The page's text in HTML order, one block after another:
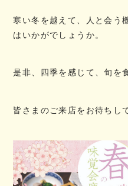
寒い冬を越えて、人と会う
はいかがでしょうか。
是非、四季を感じて、旬を
皆さまのご来店をお待ちし